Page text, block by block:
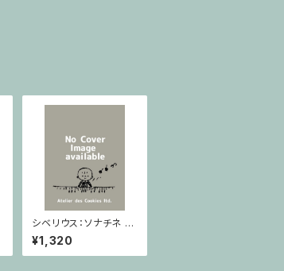
シベリウス：ソナチネ ホ
長調 Op.80 / ヴァイオ
リンとピアノ
¥1,320